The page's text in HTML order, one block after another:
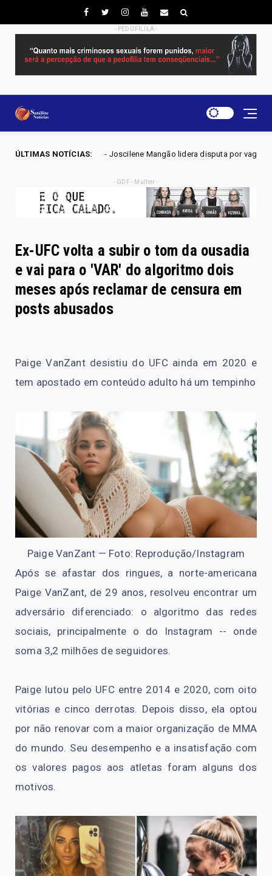
- PEDOFILILA -
ÚLTIMAS NOTÍCIAS:
Mangão lidera disputa por vaga na Alego em Novo Gama, aponta
- GDF - Mulher -
Ex-UFC volta a subir o tom da ousadia
e vai para o 'VAR' do algoritmo dois
meses após reclamar de censura em
posts abusados
Paige VanZant desistiu do UFC ainda em 2020 e
tem apostado em conteúdo adulto há um tempinho
Paige VanZant — Foto: Reprodução/Instagram
Após se afastar dos ringues, a norte-americana
Paige VanZant, de 29 anos, resolveu encontrar um
adversário diferenciado: o algoritmo das redes
sociais, principalmente o do Instagram -- onde
soma 3,2 milhões de seguidores.
Paige lutou pelo UFC entre 2014 e 2020, com oito
vitórias e cinco derrotas. Depois disso, ela optou
por não renovar com a maior organização de MMA
do mundo. Seu desempenho e a insatisfação com
os valores pagos aos atletas foram alguns dos
motivos.